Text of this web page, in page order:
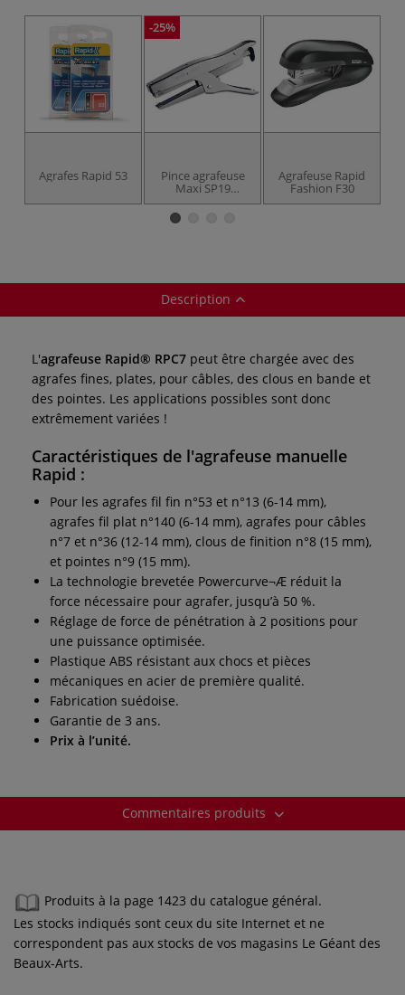
Agrafes Rapid 53
-25%
Pince agrafeuse
Maxi SP19
chromée Rapid
Agrafeuse Rapid
Fashion F30
Description
L'agrafeuse Rapid® RPC7 peut être chargée avec des
agrafes fines, plates, pour câbles, des clous en bande et
des pointes. Les applications possibles sont donc
extrêmement variées !
Caractéristiques de l'agrafeuse manuelle
Rapid :
Pour les agrafes fil fin n°53 et n°13 (6-14 mm),
agrafes fil plat n°140 (6-14 mm), agrafes pour câbles
n°7 et n°36 (12-14 mm), clous de finition n°8 (15 mm),
et pointes n°9 (15 mm).
La technologie brevetée Powercurve¬Æ réduit la
force nécessaire pour agrafer, jusqu’à 50 %.
Réglage de force de pénétration à 2 positions pour
une puissance optimisée.
Plastique ABS résistant aux chocs et pièces
mécaniques en acier de première qualité.
Fabrication suédoise.
Garantie de 3 ans.
Prix à l’unité.
Commentaires produits
Produits à la page 1423 du catalogue général.
Les stocks indiqués sont ceux du site Internet et ne
correspondent pas aux stocks de vos magasins Le Géant des
Beaux-Arts.